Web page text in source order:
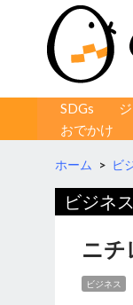
コンテンツへ移動
SDGs
おでかけ
ホーム > ビ
ビジネス
ニチ
ビジネス